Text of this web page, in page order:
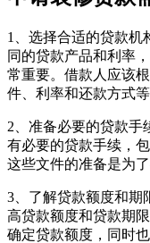
1、‌选择合适的贷款机
同的贷款产品和利率
常重要。借款人应该
件、利率和还款方式
2、‌准备必要的贷款手
有必要的贷款手续，
这些文件的准备是为
3、‌了解贷款额度和期
高贷款额度和贷款期
确定贷款额度，同时